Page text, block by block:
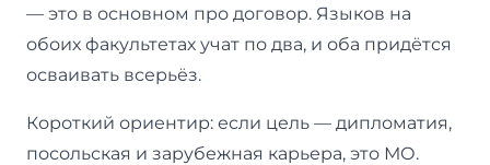
— это в основном про договор. Языков на
обоих факультетах учат по два, и оба придётся
осваивать всерьёз.
Короткий ориентир: если цель — дипломатия,
посольская и зарубежная карьера, это МО.